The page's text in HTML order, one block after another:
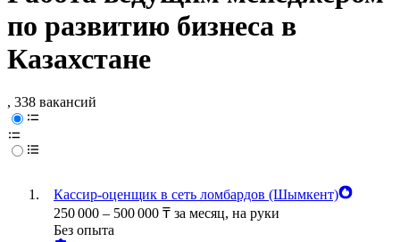
по развитию бизнеса в
Казахстане
, 338 вакансий
Кассир-оценщик в сеть ломбардов (Шымкент)
250 000 – 500 000 ₸ за месяц, на руки
Без опыта